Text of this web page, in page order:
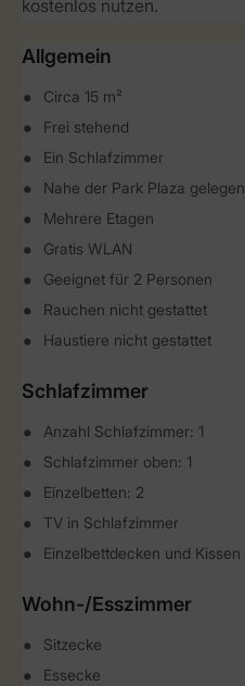
kostenlos nutzen.
Allgemein
Circa 15 m²
Frei stehend
Ein Schlafzimmer
Nahe der Park Plaza gelegen
Mehrere Etagen
Gratis WLAN
Geeignet für 2 Personen
Rauchen nicht gestattet
Haustiere nicht gestattet
Schlafzimmer
Anzahl Schlafzimmer: 1
Schlafzimmer oben: 1
Einzelbetten: 2
TV in Schlafzimmer
Einzelbettdecken und Kissen
Wohn-/Esszimmer
Sitzecke
Essecke